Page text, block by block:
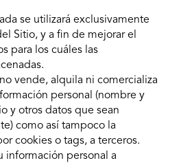
se utilizará exclusivamente
Sitio, y a fin de mejorar el
para los cuáles las
vende, alquila ni comercializa
personal (nombre y
y otros datos que sean
como así tampoco la
cookies o tags, a terceros.
información personal a